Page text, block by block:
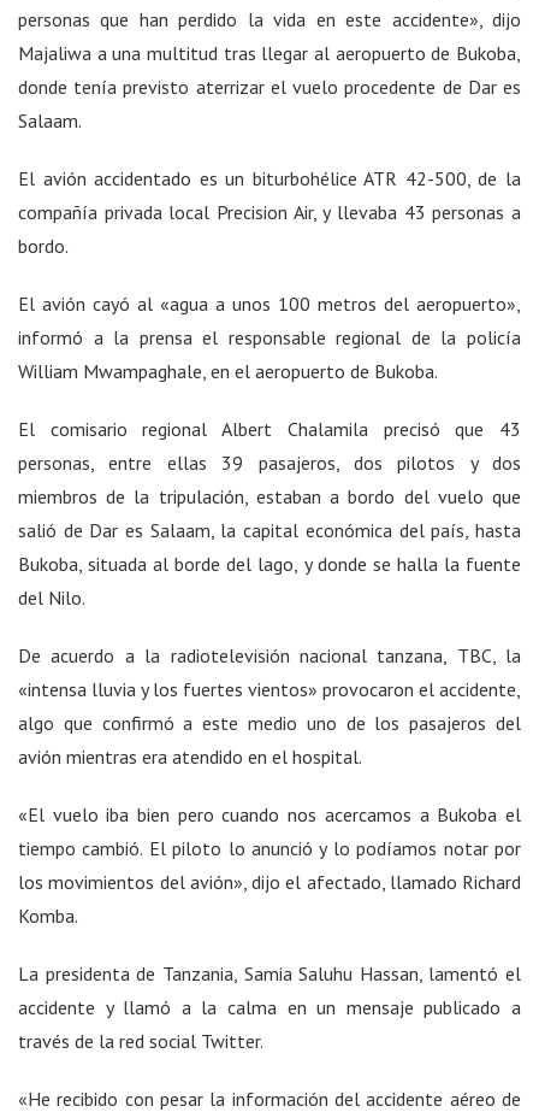
personas que han perdido la vida en este accidente», dijo
Majaliwa a una multitud tras llegar al aeropuerto de Bukoba,
donde tenía previsto aterrizar el vuelo procedente de Dar es
Salaam.
El avión accidentado es un biturbohélice ATR 42-500, de la
compañía privada local Precision Air, y llevaba 43 personas a
bordo.
El avión cayó al «agua a unos 100 metros del aeropuerto»,
informó a la prensa el responsable regional de la policía
William Mwampaghale, en el aeropuerto de Bukoba.
El comisario regional Albert Chalamila precisó que 43
personas, entre ellas 39 pasajeros, dos pilotos y dos
miembros de la tripulación, estaban a bordo del vuelo que
salió de Dar es Salaam, la capital económica del país, hasta
Bukoba, situada al borde del lago, y donde se halla la fuente
del Nilo.
De acuerdo a la radiotelevisión nacional tanzana, TBC, la
«intensa lluvia y los fuertes vientos» provocaron el accidente,
algo que confirmó a este medio uno de los pasajeros del
avión mientras era atendido en el hospital.
«El vuelo iba bien pero cuando nos acercamos a Bukoba el
tiempo cambió. El piloto lo anunció y lo podíamos notar por
los movimientos del avión», dijo el afectado, llamado Richard
Komba.
La presidenta de Tanzania, Samia Saluhu Hassan, lamentó el
accidente y llamó a la calma en un mensaje publicado a
través de la red social Twitter.
«He recibido con pesar la información del accidente aéreo de